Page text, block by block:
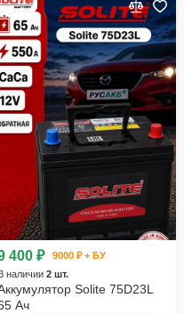
400 ₽
9000 ₽ + БУ
наличии 2 шт.
Solite 75D23L
Ач